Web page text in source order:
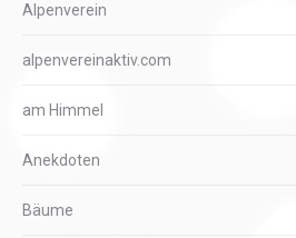
Alpenverein
alpenvereinaktiv.com
am Himmel
Anekdoten
Bäume